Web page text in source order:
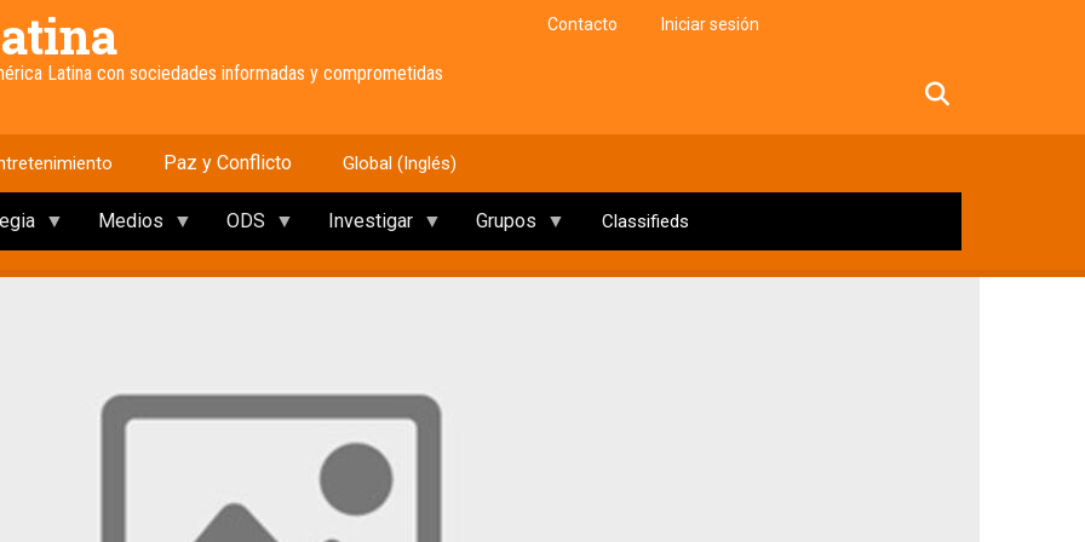
Latina con sociedades informadas y comprometidas
Contacto Iniciar sesión
Paz y Conflicto Global (Inglés)
Medios ODS Investigar Grupos Classifieds